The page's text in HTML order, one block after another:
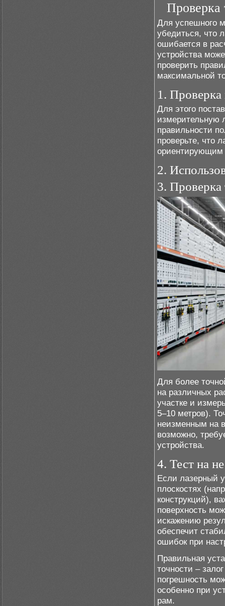
Проверка
Для успешного
убедиться, что
ошибается в
устройства
проверить
максимальной
1. Проверка
Для этого
измерительную
правильности
проверьте, что
ориентирующим
2.
3. Проверка
Для более
на различных
участке и
5–10 метров).
неизменным на
возможно,
устройства.
4. Тест на
Если лазерный
плоскостях
конструкций),
поверхность
искажению
обеспечит
ошибок при
Правильная
точности –
погрешность
особенно при
рам.